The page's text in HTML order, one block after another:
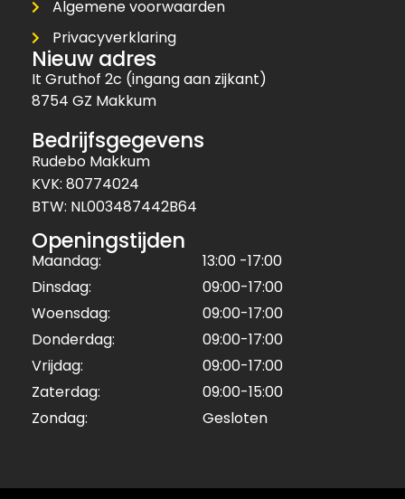
Algemene voorwaarden
Privacyverklaring
Nieuw adres
It Gruthof 2c (ingang aan zijkant)
8754 GZ Makkum
Bedrijfsgegevens
Rudebo Makkum
KVK: 80774024
BTW: NL003487442B64
Openingstijden
Maandag:
13:00 -17:00
Dinsdag:
09:00-17:00
Woensdag:
09:00-17:00
Donderdag:
09:00-17:00
Vrijdag:
09:00-17:00
Zaterdag:
09:00-15:00
Zondag:
Gesloten